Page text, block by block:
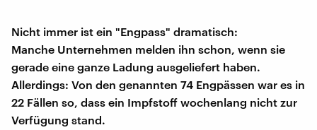
Nicht immer ist ein "Engpass" dramatisch:
Manche Unternehmen melden ihn schon, wenn sie
gerade eine ganze Ladung ausgeliefert haben.
Allerdings: Von den genannten 74 Engpässen war es in
22 Fällen so, dass ein Impfstoff wochenlang nicht zur
Verfügung stand.